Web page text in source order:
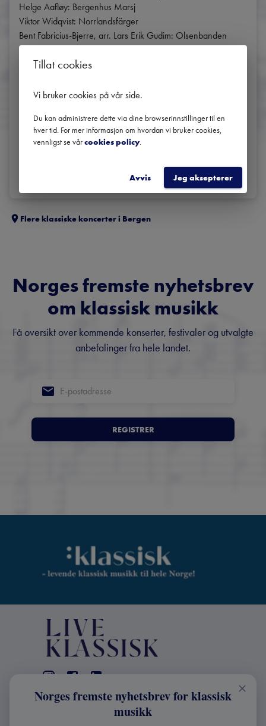
Helge Aafløy: Bergenhus Marsj
Viktor Widqvist: Norrlandsfärger
Bent Fabricius-Bjerre, arr. Lars Erik Gudim: Olsenbanden
Bent Fabricius-Bjerre, arr. Lars Erik Gudim: Flåklypa-Medley
Arr. Jon Rørmark: Tails of the Unexpected - barnesanger
Egner, arr. Gilje Visen om Vesle Hoa
Goodwin, arr. Gilje Jazz Police
Waller, arr. Gilje Stealing Apples
Flere klassiske koncerter i Bergen
Norges fremste nyhetsbrev
om klassisk musikk
Få oversikt over kommende konserter, festivaler og utvalgte
anbefalinger fra hele landet.
REGISTRER
KONTAKT
Live Klassisk: +47 98670803
Norges fremste nyhetsbrev for klassisk
musikk
Tillat cookies
Vi bruker cookies på vår side.
Du kan administrere dette via dine browserinnstillinger til en
hver tid. For mer informasjon om hvordan vi bruker cookies,
vennligst se vårcookies policy.
Avvis Jeg aksepterer